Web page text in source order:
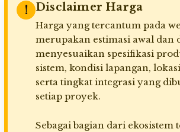
! Disclaimer Harga
Harga yang tercantum pada
merupakan estimasi awal dan
menyesuaikan spesifikasi
sistem, kondisi lapangan,
serta tingkat integrasi yang
setiap proyek.
Sebagai bagian dari